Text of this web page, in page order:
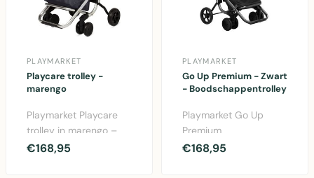
PLAYMARKET
Playcare trolley -
marengo
Playmarket Playcare
trolley in marengo –
innovatieve
€168,95
PLAYMARKET
Go Up Premium - Zwart
- Boodschappentrolley
Playmarket Go Up
Premium
boodschappentrolley
€168,95